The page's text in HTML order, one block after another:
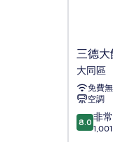
三
德
大
飯
店
大
同
三德大
大同區
免費
空調
8.0
分，
8.0 非